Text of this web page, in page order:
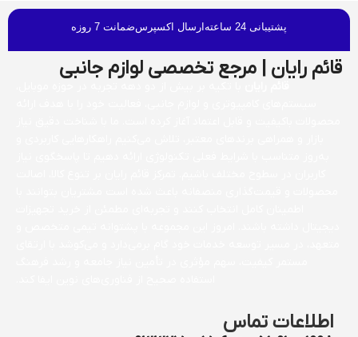
پشتیبانی 24 ساعته ارسال اکسپرسضمانت 7 روزه
قائم رایان | مرجع تخصصی لوازم جانبی
اطلاعات تماس